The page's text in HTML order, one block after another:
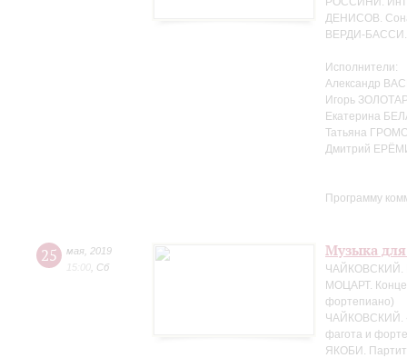
ДЕНИСОВ.
ВЕРДИ-БАССИ.
Исполнители:
Александр
Игорь
Екатерина
Татьяна
Дмитрий
Программу
25 мая 2019
15:00 Сб
Музыка
ЧАЙКОВСКИЙ.
МОЦАРТ.
фортепиано)
ЧАЙКОВСКИЙ.
фагота и
ЯКОБИ.